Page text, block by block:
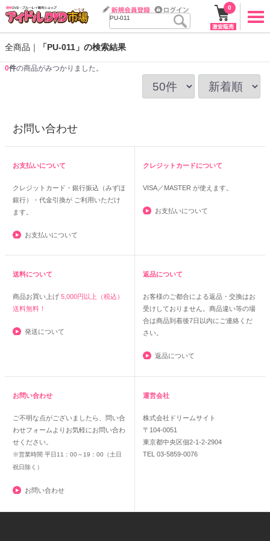
0
全商品 「PU-011」の検索結果
0件の商品がみつかりました。
お問い合わせ
お支払いについて
クレジットカード・銀行振込（みずほ
銀行）・代金引換が ご利用いただけ
ます。
お支払いについて
クレジットカードについて
VISA／MASTER が使えます。
お支払いについて
送料について
商品お買い上げ 5,000円以上（税込）
送料無料！
発送について
返品について
お客様のご都合による返品・交換はお
受けしておりません。商品違い等の場
合は商品到着後7日以内にご連絡くだ
さい。
返品について
お問い合わせ
ご不明な点がございましたら、問い合
わせフォームよりお気軽にお問い合わ
せください。
※営業時間 平日11：00～19：00（土日
祝日除く）
お問い合わせ
運営会社
株式会社ドリームサイト
〒104-0051
東京都中央区佃2-1-2-2904
TEL 03-5859-0076